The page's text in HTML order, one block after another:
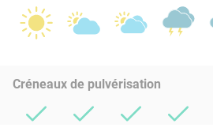
Créneaux de pulvérisation